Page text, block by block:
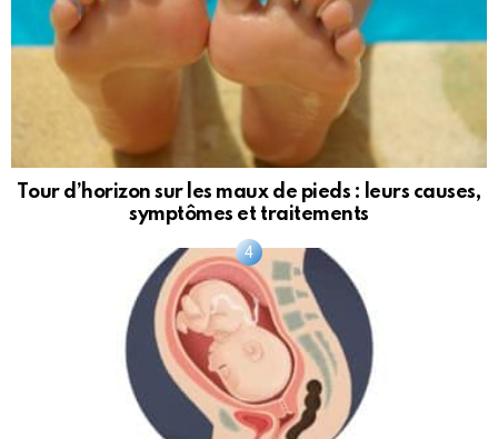
Tour d’horizon sur les maux de pieds : leurs causes,
symptômes et traitements